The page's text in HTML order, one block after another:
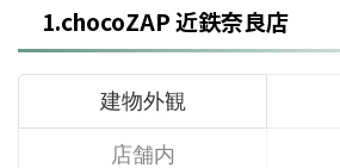
1.chocoZAP 近鉄奈良店
建物外観
店舗内